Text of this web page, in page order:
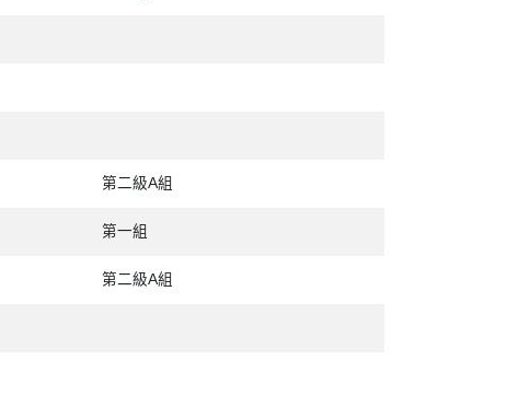
第二級A組
第一組
第二級A組